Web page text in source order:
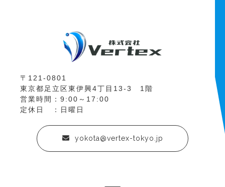
〒121-0801
東京都足立区東伊興4丁目13-3 1階
営業時間：9:00～17:00
定休日 ：日曜日
yokota@vertex-tokyo.jp